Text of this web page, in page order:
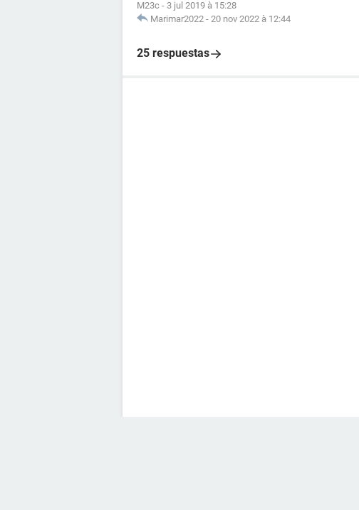
M23c - 3 jul 2019 à 15:28
Marimar2022 - 20 nov 2022 à 12:44
25 respuestas